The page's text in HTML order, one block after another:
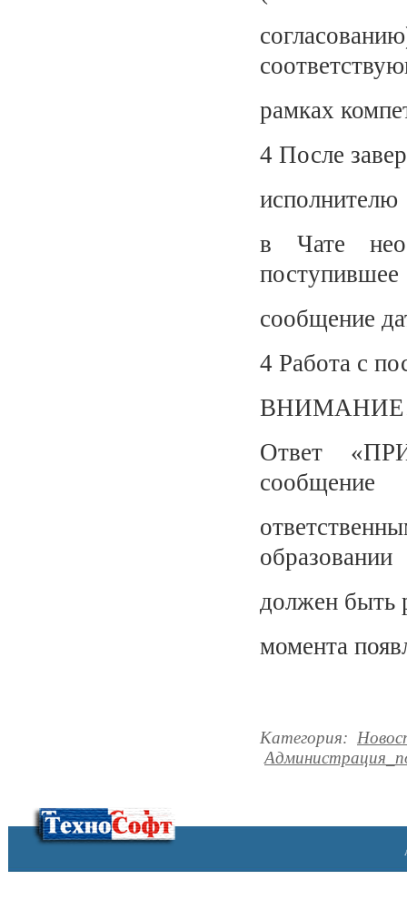
рамках
4 После
исполнителю
в Чате
поступившее
сообщение
4 Работа с
Ответ
сообщение
образовании
должен быть
момента
Категория: